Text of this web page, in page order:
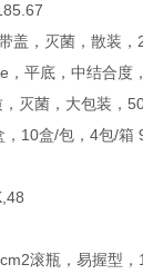
，灭菌，散装
平底，中结合
灭菌，大包装，
10盒/包，4包/
滚瓶，易握型